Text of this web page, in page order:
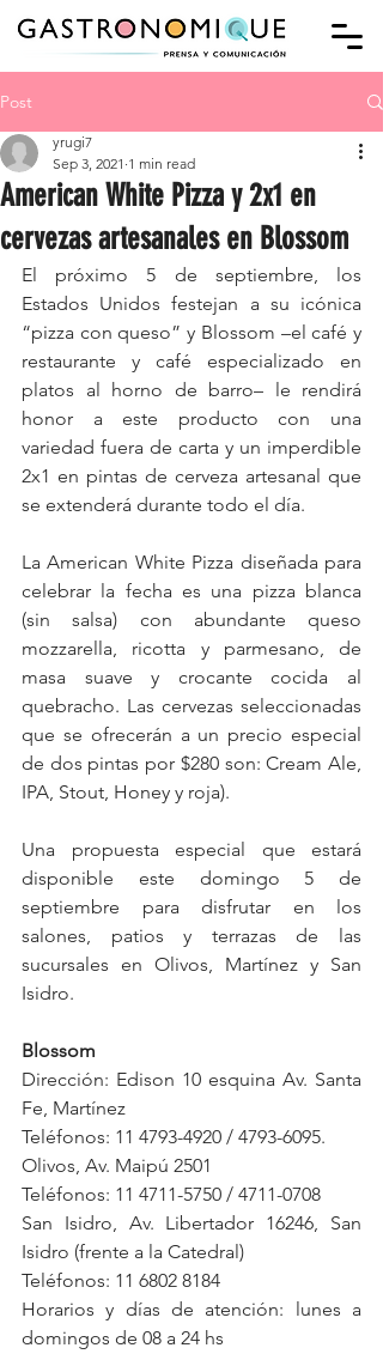
Post
American White Pizza y 2x1 en
cervezas artesanales en Blossom
yrugi7
Sep 3, 2021 1 min read
El próximo 5 de septiembre, los
Estados Unidos festejan a su icónica
“pizza con queso” y Blossom –el café y
restaurante y café especializado en
platos al horno de barro– le rendirá
honor a este producto con una
variedad fuera de carta y un imperdible
2x1 en pintas de cerveza artesanal que
se extenderá durante todo el día.
La American White Pizza diseñada para
celebrar la fecha es una pizza blanca
(sin salsa) con abundante queso
mozzarella, ricotta y parmesano, de
masa suave y crocante cocida al
quebracho. Las cervezas seleccionadas
que se ofrecerán a un precio especial
de dos pintas por $280 son: Cream Ale,
IPA, Stout, Honey y roja).
Una propuesta especial que estará
disponible este domingo 5 de
septiembre para disfrutar en los
salones, patios y terrazas de las
sucursales en Olivos, Martínez y San
Isidro.
Blossom
Dirección: Edison 10 esquina Av. Santa
Fe, Martínez
Teléfonos: 11 4793-4920 / 4793-6095.
Olivos, Av. Maipú 2501
Teléfonos: 11 4711-5750 / 4711-0708
San Isidro, Av. Libertador 16246, San
Isidro (frente a la Catedral)
Teléfonos: 11 6802 8184
Horarios y días de atención: lunes a
domingos de 08 a 24 hs